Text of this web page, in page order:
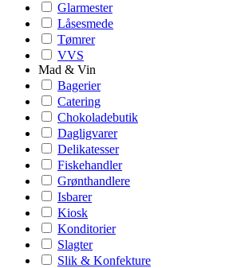
Glarmester
Låsesmede
Tømrer
VVS
Mad & Vin
Bagerier
Catering
Chokoladebutik
Dagligvarer
Delikatesser
Fiskehandler
Grønthandlere
Isbarer
Kiosk
Konditorier
Slagter
Slik & Konfekture